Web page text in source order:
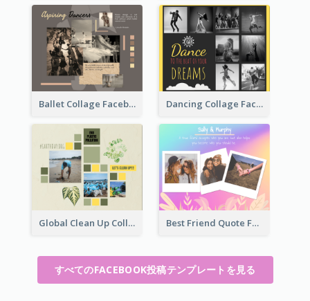
Ballet Collage Facebook Post Dancing Collage Facebook Post
Global Clean Up Collage Facebook Post Best Friend Quote Facebook Post
すべてのFACEBOOK投稿テンプレートを見る